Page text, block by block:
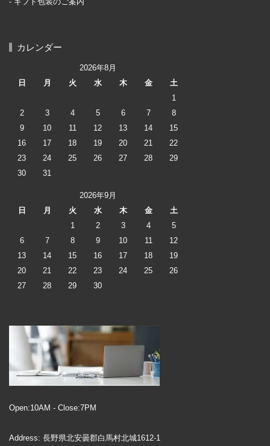
Open:10AM - Close:7PM
Address: 長野県北安曇郡白馬村北城1612-1
カレンダー
2026年8月
日
月 火 水 木 金
土
1
2
3 4 5 6 7
8
9
10 11 12 13 14
15
16
17 18 19 20 21
22
23
24 25 26 27 28
29
30
31
2026年9月
日
月 火 水 木 金
土
1
2 3 4
5
6
7 8 9 10 11
12
13
14 15 16 17 18
19
20
21 22 23 24 25
26
27
28 29 30